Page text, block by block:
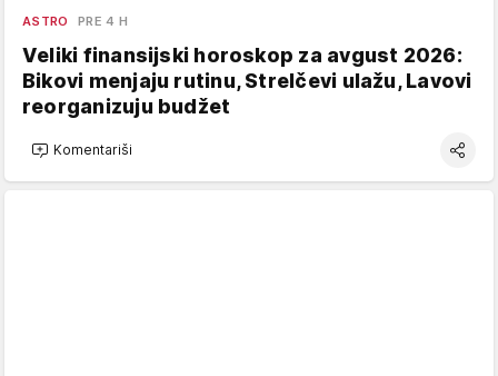
ASTRO PRE 4 H
Veliki finansijski horoskop za avgust 2026:
Bikovi menjaju rutinu, Strelčevi ulažu, Lavovi
reorganizuju budžet
Komentariši